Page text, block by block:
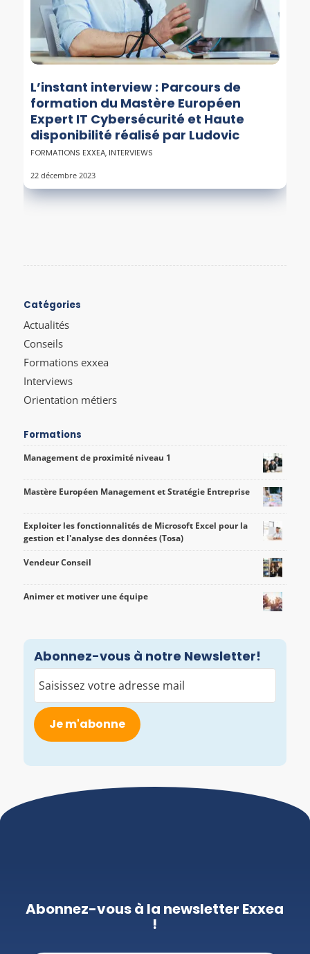
L’instant interview : Parcours de
formation du Mastère Européen
Expert IT Cybersécurité et Haute
disponibilité réalisé par Ludovic
FORMATIONS EXXEA, INTERVIEWS
22 décembre 2023
Catégories
Actualités
Conseils
Formations exxea
Interviews
Orientation métiers
Formations
Management de proximité niveau 1
Mastère Européen Management et Stratégie Entreprise
Exploiter les fonctionnalités de Microsoft Excel pour la
gestion et l'analyse des données (Tosa)
Vendeur Conseil
Animer et motiver une équipe
Abonnez-vous à notre Newsletter!
mail
(Nécessaire)
Abonnez-vous à la newsletter Exxea
!